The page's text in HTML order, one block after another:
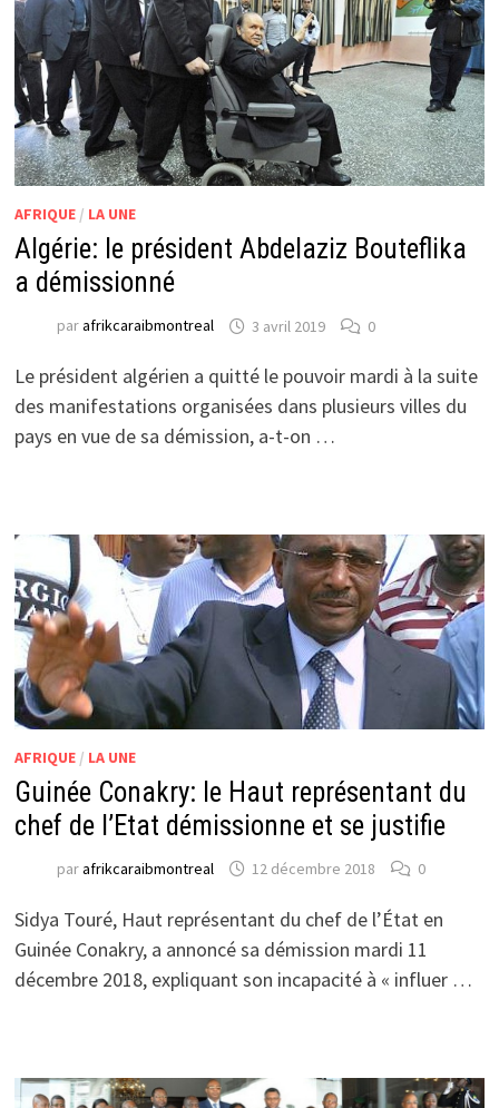
AFRIQUE/ LA UNE
Algérie: le président Abdelaziz Bouteflika
a démissionné
parafrikcaraibmontreal 3 avril 2019 0
Le président algérien a quitté le pouvoir mardi à la suite
des manifestations organisées dans plusieurs villes du
pays en vue de sa démission, a-t-on …
AFRIQUE/ LA UNE
Guinée Conakry: le Haut représentant du
chef de l’Etat démissionne et se justifie
parafrikcaraibmontreal 12 décembre 2018 0
Sidya Touré, Haut représentant du chef de l’État en
Guinée Conakry, a annoncé sa démission mardi 11
décembre 2018, expliquant son incapacité à « influer …